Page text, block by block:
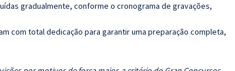
gradualmente, conforme o cronograma de gravações,
com total dedicação para garantir uma preparação completa,